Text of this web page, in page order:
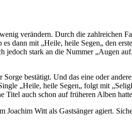
verändern. Durch die zahlreichen
dann mit „Heile, heile Segen„ den
stark an die Nummer „Augen
bestätigt. Und das eine oder
„Heile, heile Segen„ folgt mit
auch schon auf früheren Alben
Witt als Gastsänger agiert.